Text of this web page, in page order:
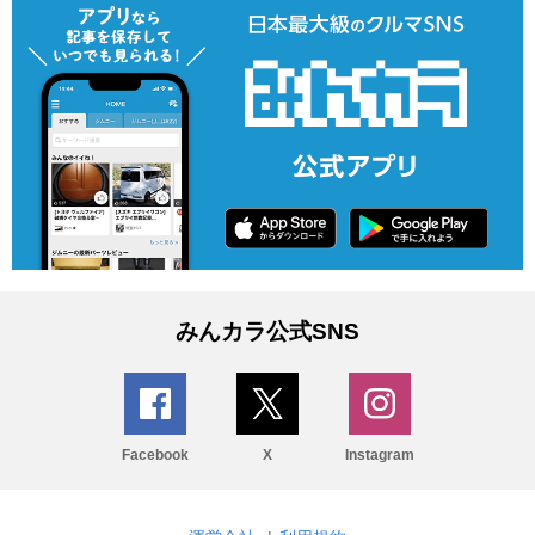
みんカラ公式SNS
Facebook X Instagram